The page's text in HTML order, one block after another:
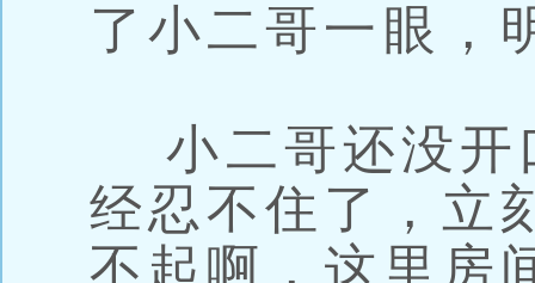
了小二哥一眼，
小二哥还没开
经忍不住了，立
不起啊，这里房